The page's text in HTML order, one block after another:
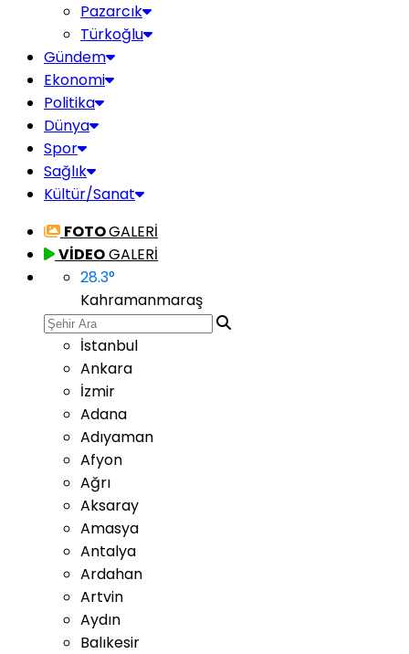
Pazarcık
Türkoğlu
Gündem
Ekonomi
Politika
Dünya
Spor
Sağlık
Kültür/Sanat
FOTOGALERİ
VİDEOGALERİ
28.3°
Kahramanmaraş
İstanbul
Ankara
İzmir
Adana
Adıyaman
Afyon
Ağrı
Aksaray
Amasya
Antalya
Ardahan
Artvin
Aydın
Balıkesir